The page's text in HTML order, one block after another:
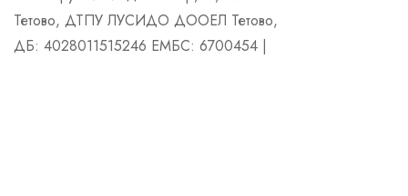
Тетово, ДТПУ ЛУСИДО ДООЕЛ Тетово,
ДБ: 4028011515246 ЕМБС: 6700454 |